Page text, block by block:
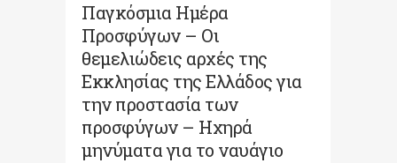
Παγκόσμια Ημέρα
Προσφύγων – Οι
θεμελιώδεις αρχές της
Εκκλησίας της Ελλάδος για
την προστασία των
προσφύγων – Ηχηρά
μηνύματα για το ναυάγιο